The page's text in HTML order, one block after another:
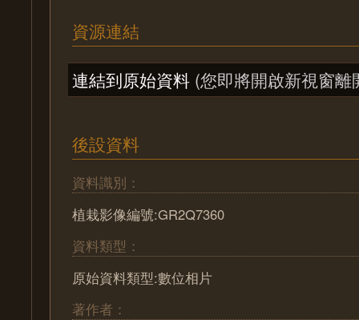
資源連結
連結到原始資料 (您即將開啟新視窗離
後設資料
資料識別：
植栽影像編號:GR2Q7360
資料類型：
原始資料類型:數位相片
著作者：